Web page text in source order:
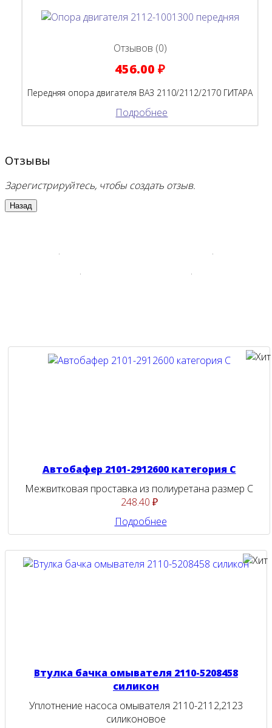
Отзывов (0)
456.00 ₽
Передняя опора двигателя ВАЗ 2110/2112/2170 ГИТАРА
Подробнее
Отзывы
Зарегистрируйтесь, чтобы создать отзыв.
Автобафер 2101-2912600 категория С
Межвитковая проставка из полиуретана размер С
248.40 ₽
Подробнее
Втулка бачка омывателя 2110-5208458
силикон
Уплотнение насоса омывателя 2110-2112,2123
силиконовое